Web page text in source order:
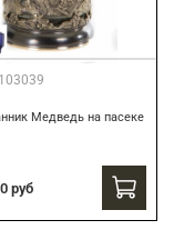
Медведь на пасеке
руб